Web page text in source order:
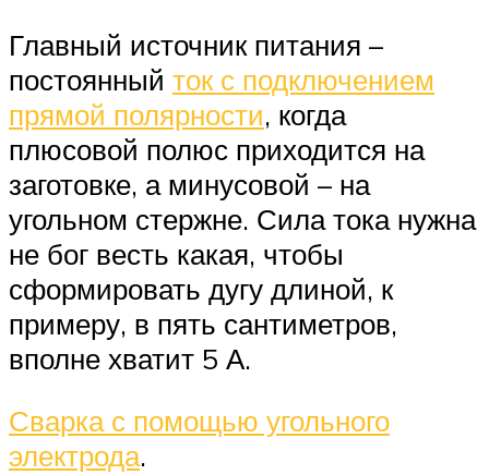
Главный источник питания –
постоянный ток с подключением
прямой полярности, когда
плюсовой полюс приходится на
заготовке, а минусовой – на
угольном стержне. Сила тока нужна
не бог весть какая, чтобы
сформировать дугу длиной, к
примеру, в пять сантиметров,
вполне хватит 5 А.
Сварка с помощью угольного
электрода.